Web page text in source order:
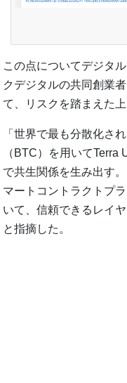
この点についてデジタ
クデジタルの共同創業
て、リスクを踏まえた
「世界で最も分散化さ
（BTC）を用いて
で共生関係を生み出す
マートコントラクトプ
いて、信頼できるレイ
と指摘した。